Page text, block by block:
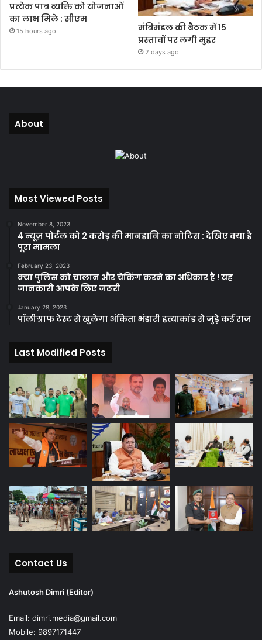
प्रत्येक पात्र व्यक्ति को योजनाओं
का लाभ मिले : सीएम
15 hours ago
मंत्रिमंडल की बैठक में 15
प्रस्तावों पर लगी मुहर
2 days ago
About
Most Viewed Posts
November 8, 2023
4 न्यूज़ पोर्टल को 2 करोड़ की मानहानि का नोटिस : देखिए क्या है
पूरा मामला
February 23, 2023
क्या पुलिस को चालान और चेकिंग करने का अधिकार है ! यह
जानकारी आपके लिए जरूरी
January 28, 2023
पॉलीग्राफ टेस्ट से खुलेगा अंकिता भंडारी हत्याकांड से जुड़े कई राज
Last Modified Posts
Contact Us
Ashutosh Dimri (Editor)
Email: dimri.media@gmail.com
Mobile: 9897171447